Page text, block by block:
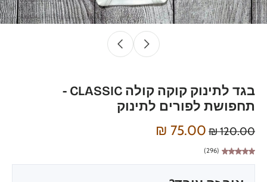
בגד לתינוק קוקה קולה CLASSIC -
תחפושת לפורים לתינוק
120.00 ₪
75.00 ₪
(296)